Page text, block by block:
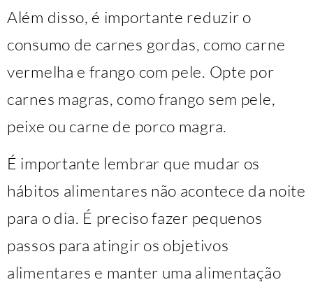
Além disso, é importante reduzir o
consumo de carnes gordas, como carne
vermelha e frango com pele. Opte por
carnes magras, como frango sem pele,
peixe ou carne de porco magra.
É importante lembrar que mudar os
hábitos alimentares não acontece da noite
para o dia. É preciso fazer pequenos
passos para atingir os objetivos
alimentares e manter uma alimentação